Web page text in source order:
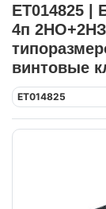
ET014825 |
4п
винтовые
ET014825